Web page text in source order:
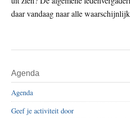
daar vandaag naar alle
Sidebar
Agenda
Agenda
Geef je activiteit door